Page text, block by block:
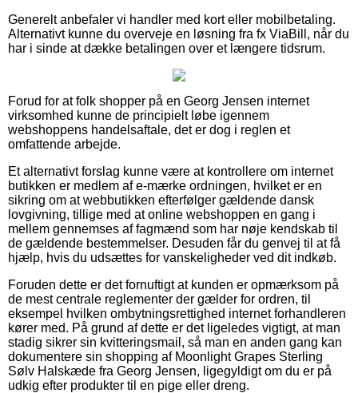
Generelt anbefaler vi handler med kort eller mobilbetaling.
Alternativt kunne du overveje en løsning fra fx ViaBill, når du
har i sinde at dække betalingen over et længere tidsrum.
Forud for at folk shopper på en Georg Jensen internet
virksomhed kunne de principielt løbe igennem
webshoppens handelsaftale, det er dog i reglen et
omfattende arbejde.
Et alternativt forslag kunne være at kontrollere om internet
butikken er medlem af e-mærke ordningen, hvilket er en
sikring om at webbutikken efterfølger gældende dansk
lovgivning, tillige med at online webshoppen en gang i
mellem gennemses af fagmænd som har nøje kendskab til
de gældende bestemmelser. Desuden får du genvej til at få
hjælp, hvis du udsættes for vanskeligheder ved dit indkøb.
Foruden dette er det fornuftigt at kunden er opmærksom på
de mest centrale reglementer der gælder for ordren, til
eksempel hvilken ombytningsrettighed internet forhandleren
kører med. På grund af dette er det ligeledes vigtigt, at man
stadig sikrer sin kvitteringsmail, så man en anden gang kan
dokumentere sin shopping af Moonlight Grapes Sterling
Sølv Halskæde fra Georg Jensen, ligegyldigt om du er på
udkig efter produkter til en pige eller dreng.